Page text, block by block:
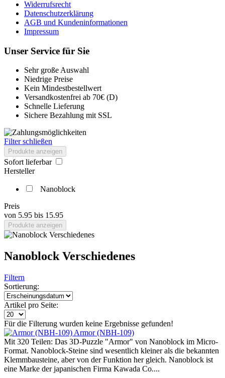
Widerrufsrecht
Datenschutzerklärung
AGB und Kundeninformationen
Impressum
Unser Service für Sie
Sehr große Auswahl
Niedrige Preise
Kein Mindestbestellwert
Versandkostenfrei ab 70€ (D)
Schnelle Lieferung
Sichere Bezahlung mit SSL
Filter schließen
Produkte anzeigen
Sofort lieferbar
Hersteller
Nanoblock
Preis
von 5.95 bis 15.95
Produkte anzeigen
Nanoblock Verschiedenes
Filtern
Sortierung:
Artikel pro Seite:
Für die Filterung wurden keine Ergebnisse gefunden!
Armor (NBH-109)
Mit 320 Teilen: Das 3D-Puzzle "Armor" von Nanoblock im Micro-
Format. Nanoblock-Steine sind wesentlich kleiner als die bekannten
Klemmbausteine, aber von der Funktion her gleich. Nanoblock ist
eine Marke der japanischen Firma Kawada Co....